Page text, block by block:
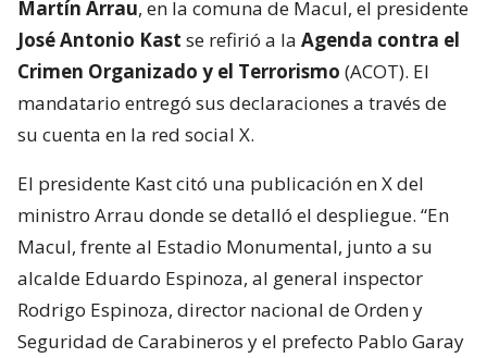
Martín Arrau, en la comuna de Macul, el presidente
José Antonio Kast se refirió a la Agenda contra el
Crimen Organizado y el Terrorismo (ACOT). El
mandatario entregó sus declaraciones a través de
su cuenta en la red social X.
El presidente Kast citó una publicación en X del
ministro Arrau donde se detalló el despliegue. “En
Macul, frente al Estadio Monumental, junto a su
alcalde Eduardo Espinoza, al general inspector
Rodrigo Espinoza, director nacional de Orden y
Seguridad de Carabineros y el prefecto Pablo Garay